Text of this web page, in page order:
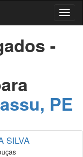
Menu
-
PE
SILVA